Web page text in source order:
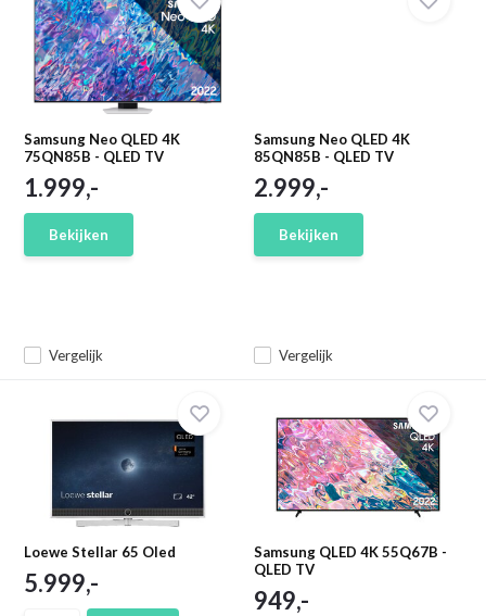
Samsung Neo QLED 4K
75QN85B - QLED TV
Vergelijk
1.999,-
Bekijken
Samsung Neo QLED 4K
85QN85B - QLED TV
Vergelijk
2.999,-
Bekijken
Loewe Stellar 65 Oled
5.999,-
Samsung QLED 4K 55Q67B -
QLED TV
949,-